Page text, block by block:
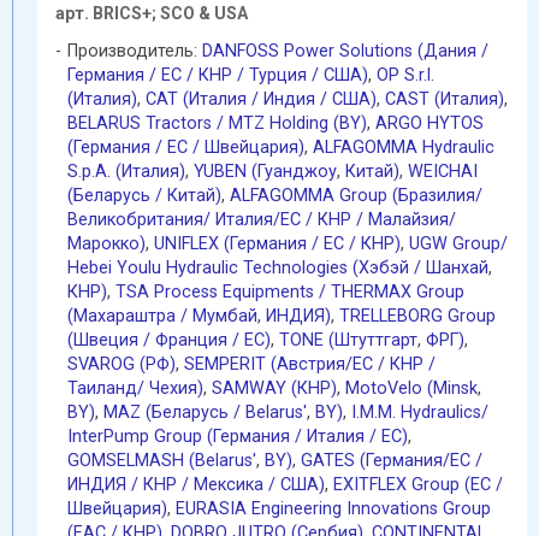
арт. BRICS+; SCO & USA
Производитель: DANFOSS Power Solutions (Дания /
Германия / EC / КНР / Турция / США), OP S.r.l.
(Италия), CAT (Италия / Индия / США), CAST (Италия),
BELARUS Tractors / MTZ Holding (BY), ARGO HYTOS
(Германия / EC / Швейцария), ALFAGOMMA Hydraulic
S.p.A. (Италия), YUBEN (Гуанджоу, Китай), WEICHAI
(Беларусь / Китай), ALFAGOMMA Group (Бразилия/
Великобритания/ Италия/ЕС / КНР / Малайзия/
Марокко), UNIFLEX (Германия / EC / КНР), UGW Group/
Hebei Youlu Hydraulic Technologies (Хэбэй / Шанхай,
КНР), TSA Process Equipments / THERMAX Group
(Махараштра / Мумбай, ИНДИЯ), TRELLEBORG Group
(Швеция / Франция / ЕС), TONE (Штуттгарт, ФРГ),
SVAROG (РФ), SEMPERIT (Австрия/ЕС / КНР /
Таиланд/ Чехия), SAMWAY (КНР), MotoVelo (Minsk,
BY), MAZ (Беларусь / Belarus', BY), I.M.M. Hydraulics/
InterPump Group (Германия / Италия / ЕС),
GOMSELMASH (Belarus', BY), GATES (Германия/EC /
ИНДИЯ / КНР / Мексика / США), EXITFLEX Group (ЕС /
Швейцария), EURASIA Engineering Innovations Group